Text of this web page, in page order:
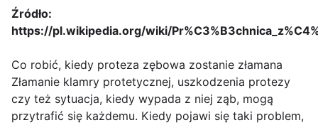
Źródło:
https://pl.wikipedia.org/wiki/
Co robić, kiedy proteza zębowa zostanie złamana
Złamanie klamry protetycznej, uszkodzenia protezy
czy też sytuacja, kiedy wypada z niej ząb, mogą
przytrafić się każdemu. Kiedy pojawi się taki problem,